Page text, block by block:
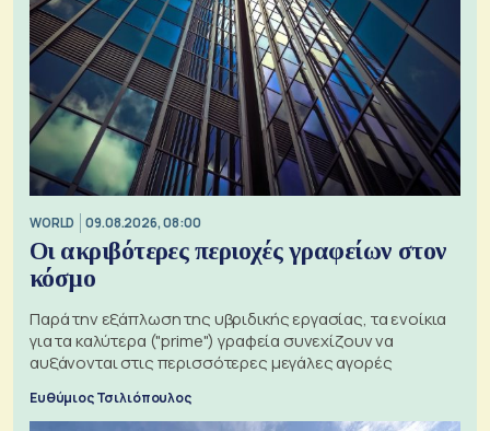
WORLD 09.08.2026, 08:00
Οι ακριβότερες περιοχές γραφείων στον
κόσμο
Παρά την εξάπλωση της υβριδικής εργασίας, τα ενοίκια
για τα καλύτερα ("prime") γραφεία συνεχίζουν να
αυξάνονται στις περισσότερες μεγάλες αγορές
Ευθύμιος Τσιλιόπουλος